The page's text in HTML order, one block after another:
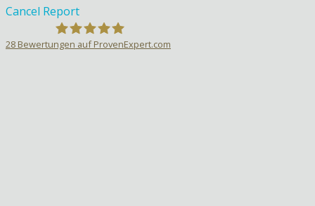
Cancel Report
28 Bewertungen auf ProvenExpert.com